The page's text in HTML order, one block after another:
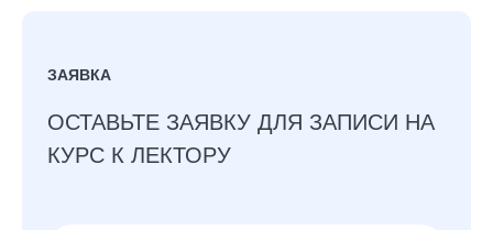
ЗАЯВКА
ОСТАВЬТЕ ЗАЯВКУ ДЛЯ ЗАПИСИ НА
КУРС К ЛЕКТОРУ